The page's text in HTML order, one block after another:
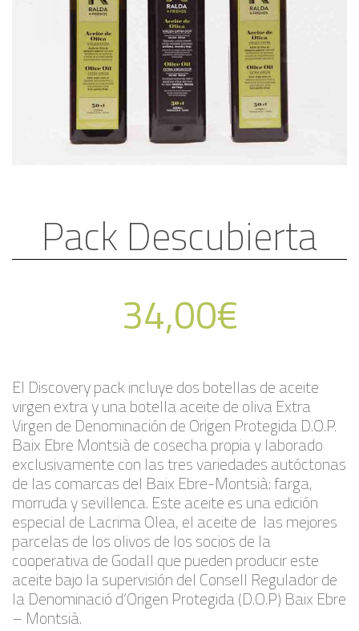
Pack Descubierta
34,00€
El Discovery pack incluye dos botellas de aceite
virgen extra y una botella aceite de oliva Extra
Virgen de Denominación de Origen Protegida D.O.P.
Baix Ebre Montsià de cosecha propia y laborado
exclusivamente con las tres variedades autóctonas
de las comarcas del Baix Ebre-Montsià: farga,
morruda y sevillenca. Este aceite es una edición
especial de Lacrima Olea, el aceite de las mejores
parcelas de los olivos de los socios de la
cooperativa de Godall que pueden producir este
aceite bajo la supervisión del Consell Regulador de
la Denominació d’Origen Protegida (D.O.P) Baix Ebre
– Montsià.